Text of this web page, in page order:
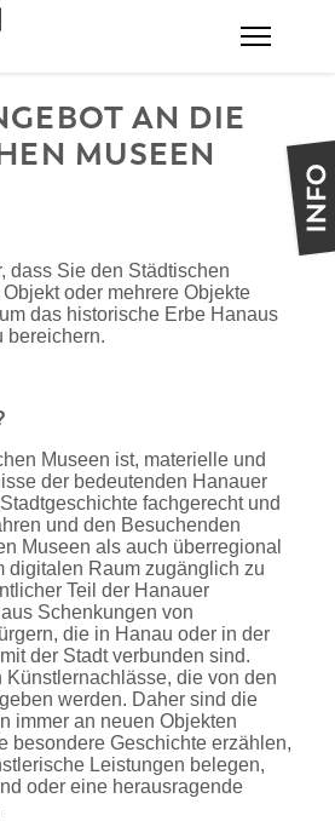
AN DIE
MUSEEN
dass Sie den Städtischen
oder mehrere Objekte
das historische Erbe Hanaus
bereichern.
Museen ist, materielle und
der bedeutenden Hanauer
fachgerecht und
und den Besuchenden
Museen als auch überregional
digitalen Raum zugänglich zu
Teil der Hanauer
Schenkungen von
die in Hanau oder in der
der Stadt verbunden sind.
Künstlernachlässe, die von den
werden. Daher sind die
immer an neuen Objekten
besondere Geschichte erzählen,
Leistungen belegen,
oder eine herausragende